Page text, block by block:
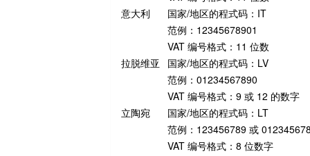
意大利
国家/地区的程式码：IT
范例：12345678901
拉脱维亚
VAT 编号格式：11 位数
国家/地区的程式码：LV
范例：01234567890
立陶宛
VAT 编号格式：9 或 12 的数字
国家/地区的程式码：LT
范例：123456789 或
VAT 编号格式：8 位数字